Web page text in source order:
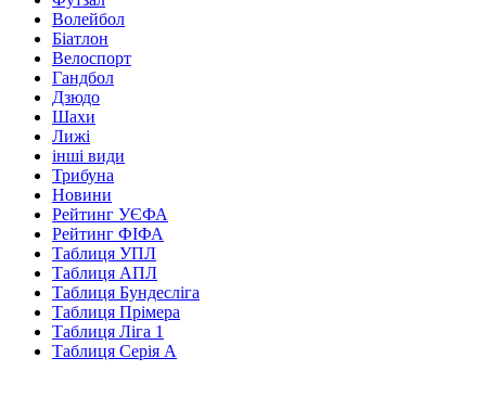
Волейбол
Біатлон
Велоспорт
Гандбол
Дзюдо
Шахи
Лижі
інші види
Трибуна
Новини
Рейтинг УЄФА
Рейтинг ФІФА
Таблиця УПЛ
Таблиця АПЛ
Таблиця Бундесліга
Таблиця Прімера
Таблиця Ліга 1
Таблиця Серія А